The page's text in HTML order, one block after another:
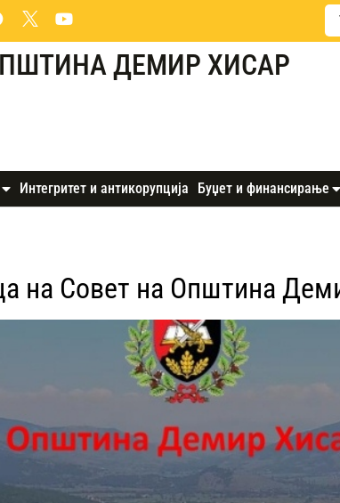
ДЕМИР ХИСАР
Интегритет и антикорупција Буџет и финансирање
на Совет на Општина